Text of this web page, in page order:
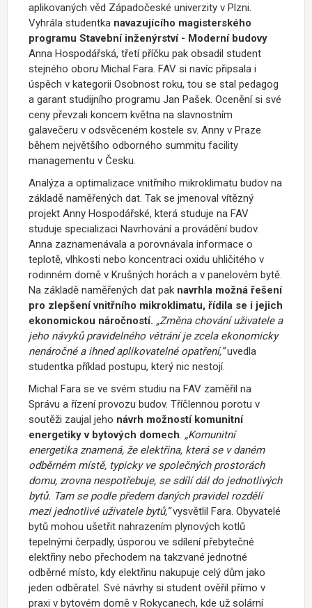
aplikovaných věd Západočeské univerzity v Plzni.
Vyhrála studentka navazujícího magisterského
programu Stavební inženýrství - Moderní budovy
Anna Hospodářská, třetí příčku pak obsadil student
stejného oboru Michal Fara. FAV si navíc připsala i
úspěch v kategorii Osobnost roku, tou se stal pedagog
a garant studijního programu Jan Pašek. Ocenění si své
ceny převzali koncem května na slavnostním
galavečeru v odsvěceném kostele sv. Anny v Praze
během největšího odborného summitu facility
managementu v Česku.
Analýza a optimalizace vnitřního mikroklimatu budov na
základě naměřených dat. Tak se jmenoval vítězný
projekt Anny Hospodářské, která studuje na FAV
studuje specializaci Navrhování a provádění budov.
Anna zaznamenávala a porovnávala informace o
teplotě, vlhkosti nebo koncentraci oxidu uhličitého v
rodinném domě v Krušných horách a v panelovém bytě.
Na základě naměřených dat pak navrhla možná řešení
pro zlepšení vnitřního mikroklimatu, řídila se i jejich
ekonomickou náročností. „Změna chování uživatele a
jeho návyků pravidelného větrání je zcela ekonomicky
nenáročné a ihned aplikovatelné opatření,”uvedla
studentka příklad postupu, který nic nestojí.
Michal Fara se ve svém studiu na FAV zaměřil na
Správu a řízení provozu budov. Tříčlennou porotu v
soutěži zaujal jeho návrh možností komunitní
energetiky v bytových domech. „Komunitní
energetika znamená, že elektřina, která se v daném
odběrném místě, typicky ve společných prostorách
domu, zrovna nespotřebuje, se sdílí dál do jednotlivých
bytů. Tam se podle předem daných pravidel rozdělí
mezi jednotlivé uživatele bytů,”vysvětlil Fara. Obyvatelé
bytů mohou ušetřit nahrazením plynových kotlů
tepelnými čerpadly, úsporou ve sdílení přebytečné
elektřiny nebo přechodem na takzvané jednotné
odběrné místo, kdy elektřinu nakupuje celý dům jako
jeden odběratel. Své návrhy si student ověřil přímo v
praxi v bytovém domě v Rokycanech, kde už solární